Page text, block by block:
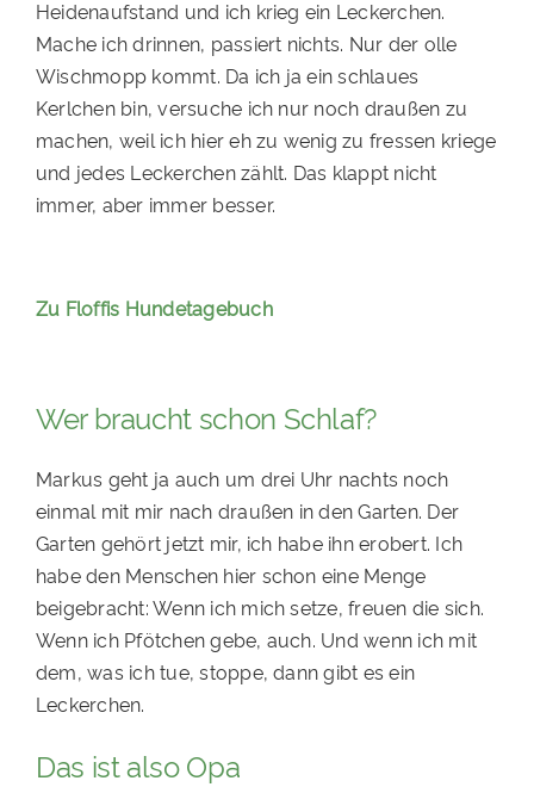
PATENSCHAFTEN
HELFER WERDEN
RATGEBER
Heidenaufstand und ich krieg ein Leckerchen.
Mache ich drinnen, passiert nichts. Nur der olle
Wischmopp kommt. Da ich ja ein schlaues
Kerlchen bin, versuche ich nur noch draußen zu
machen, weil ich hier eh zu wenig zu fressen kriege
und jedes Leckerchen zählt. Das klappt nicht
immer, aber immer besser.
Zu Floffis Hundetagebuch
Wer braucht schon Schlaf?
Markus geht ja auch um drei Uhr nachts noch
einmal mit mir nach draußen in den Garten. Der
Garten gehört jetzt mir, ich habe ihn erobert. Ich
habe den Menschen hier schon eine Menge
beigebracht: Wenn ich mich setze, freuen die sich.
Wenn ich Pfötchen gebe, auch. Und wenn ich mit
dem, was ich tue, stoppe, dann gibt es ein
Leckerchen.
Das ist also Opa